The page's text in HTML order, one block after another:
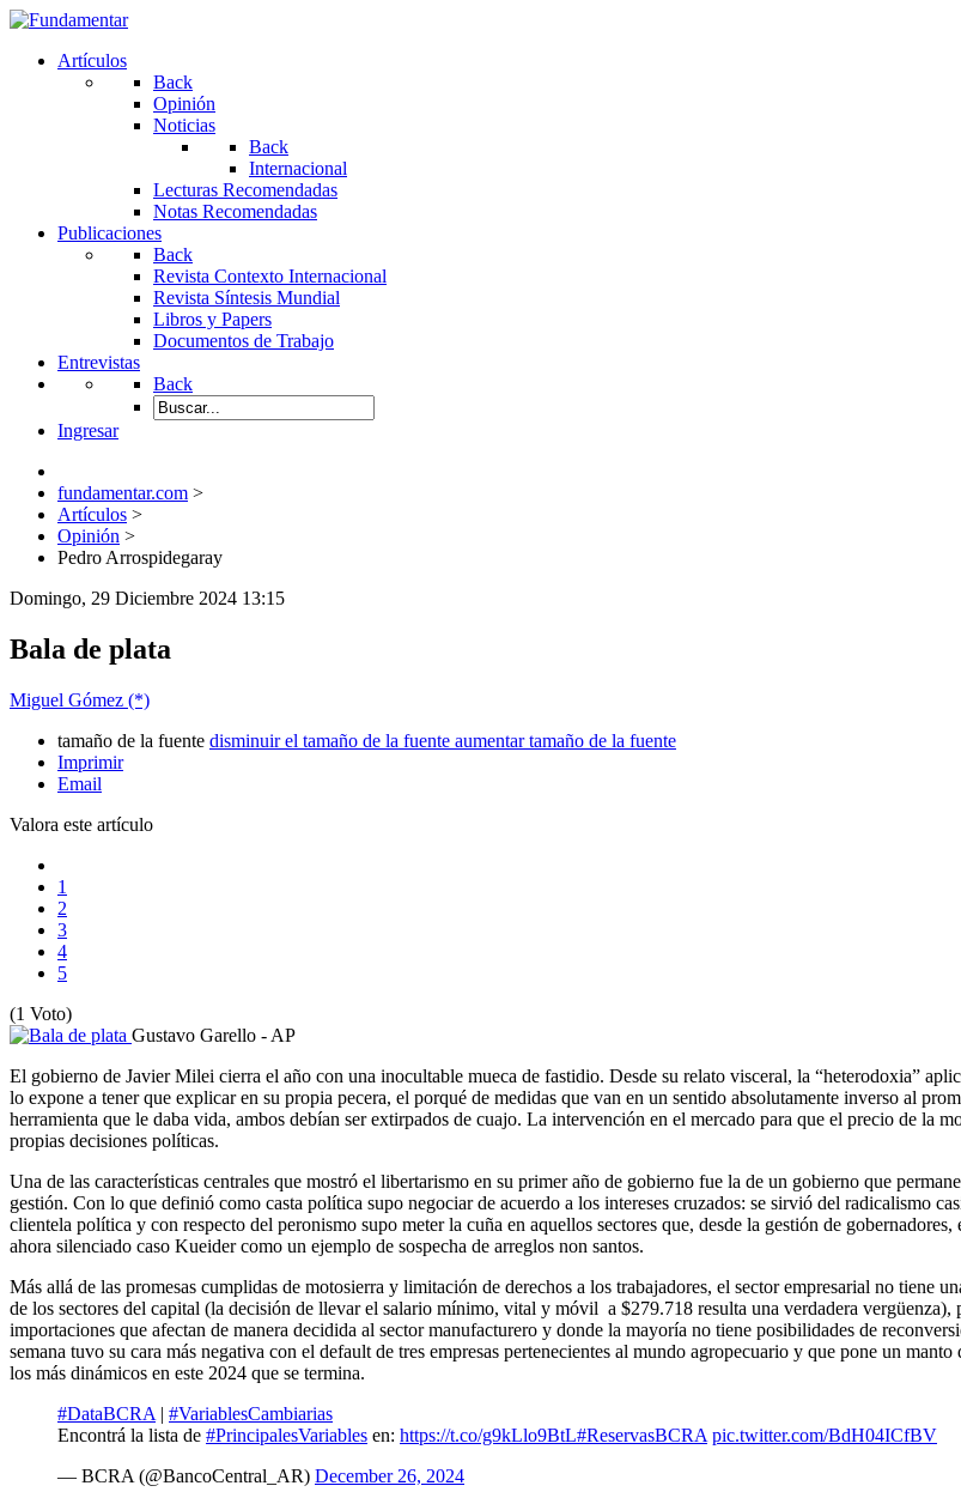
Artículos
Back
Opinión
Noticias
Back
Internacional
Lecturas Recomendadas
Notas Recomendadas
Publicaciones
Back
Revista Contexto Internacional
Revista Síntesis Mundial
Libros y Papers
Documentos de Trabajo
Entrevistas
Back
Ingresar
fundamentar.com >
Artículos >
Opinión >
Pedro Arrospidegaray
Domingo, 29 Diciembre 2024 13:15
Bala de plata
Miguel Gómez (*)
tamaño de la fuente disminuir el tamaño de la fuente aumentar tamaño de la fuente
Imprimir
Email
Valora este artículo
1
2
3
4
5
(1 Voto)
Gustavo Garello - AP
El gobierno de Javier Milei cierra el año con una inocultable mueca de fastidio. Desde su relato visceral, la “heterodoxia”
lo expone a tener que explicar en su propia pecera, el porqué de medidas que van en un sentido absolutamente inverso al
herramienta que le daba vida, ambos debían ser extirpados de cuajo. La intervención en el mercado para que el precio de la
propias decisiones políticas.
Una de las características centrales que mostró el libertarismo en su primer año de gobierno fue la de un gobierno que
gestión. Con lo que definió como casta política supo negociar de acuerdo a los intereses cruzados: se sirvió del radicalismo
clientela política y con respecto del peronismo supo meter la cuña en aquellos sectores que, desde la gestión de
ahora silenciado caso Kueider como un ejemplo de sospecha de arreglos non santos.
Más allá de las promesas cumplidas de motosierra y limitación de derechos a los trabajadores, el sector empresarial no tiene
de los sectores del capital (la decisión de llevar el salario mínimo, vital y móvil a $279.718 resulta una verdadera
importaciones que afectan de manera decidida al sector manufacturero y donde la mayoría no tiene posibilidades de
semana tuvo su cara más negativa con el default de tres empresas pertenecientes al mundo agropecuario y que pone un
los más dinámicos en este 2024 que se termina.
#DataBCRA | #VariablesCambiarias
Encontrá la lista de #PrincipalesVariables en: https://t.co/g9kLlo9BtL#ReservasBCRA pic.twitter.com/BdH04ICfBV
— BCRA (@BancoCentral_AR) December 26, 2024